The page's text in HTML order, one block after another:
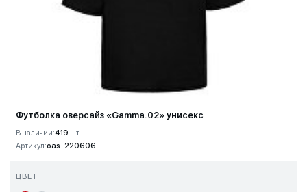
Футболка оверсайз «Gamma.02» унисекс
В наличии:419 шт.
Артикул:oas-220606
ЦВЕТ